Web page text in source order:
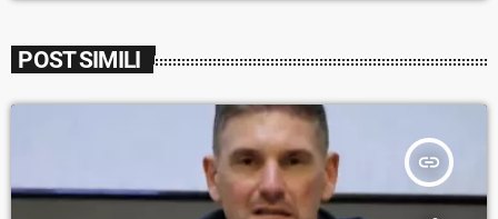
POST SIMILI
insert_link